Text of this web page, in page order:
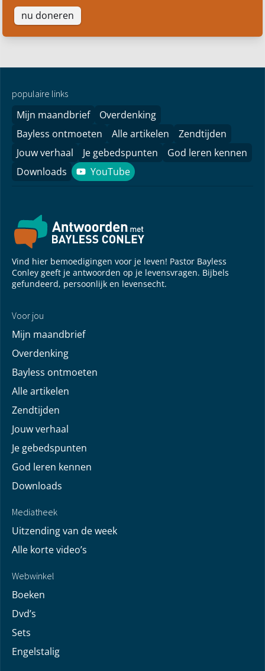
nu doneren
populaire links
Mijn maandbrief
Overdenking
Bayless ontmoeten
Alle artikelen
Zendtijden
Jouw verhaal
Je gebedspunten
God leren kennen
Downloads
YouTube
YouTube
Vind hier bemoedigingen voor je leven! Pastor Bayless
Conley geeft je antwoorden op je levensvragen. Bijbels
gefundeerd, persoonlijk en levensecht.
Voor jou
Mijn maandbrief
Overdenking
Bayless ontmoeten
Alle artikelen
Zendtijden
Jouw verhaal
Je gebedspunten
God leren kennen
Downloads
Mediatheek
Uitzending van de week
Alle korte video’s
Webwinkel
Boeken
Dvd’s
Sets
Engelstalig